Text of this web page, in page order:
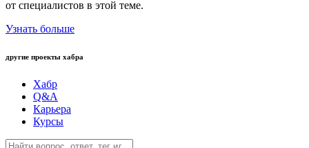
от специалистов в этой теме.
Узнать больше
другие проекты хабра
Хабр
Q&A
Карьера
Курсы